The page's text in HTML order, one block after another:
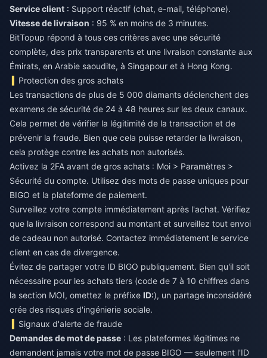
Service client : Support réactif (chat, e-mail, téléphone).
Vitesse de livraison : 95 % en moins de 3 minutes.
BitTopup répond à tous ces critères avec une sécurité
complète, des prix transparents et une livraison constante aux
Émirats, en Arabie saoudite, à Singapour et à Hong Kong.
Protection des gros achats
Les transactions de plus de 5 000 diamants déclenchent des
examens de sécurité de 24 à 48 heures sur les deux canaux.
Cela permet de vérifier la légitimité de la transaction et de
prévenir la fraude. Bien que cela puisse retarder la livraison,
cela protège contre les achats non autorisés.
Activez la 2FA avant de gros achats : Moi > Paramètres >
Sécurité du compte. Utilisez des mots de passe uniques pour
BIGO et la plateforme de paiement.
Surveillez votre compte immédiatement après l'achat. Vérifiez
que la livraison correspond au montant et surveillez tout envoi
de cadeau non autorisé. Contactez immédiatement le service
client en cas de divergence.
Évitez de partager votre ID BIGO publiquement. Bien qu'il soit
nécessaire pour les achats tiers (code de 7 à 10 chiffres dans
la section MOI, omettez le préfixe ID:), un partage inconsidéré
crée des risques d'ingénierie sociale.
Signaux d'alerte de fraude
Demandes de mot de passe : Les plateformes légitimes ne
demandent jamais votre mot de passe BIGO — seulement l'ID